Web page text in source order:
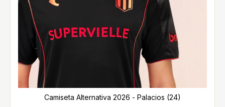
Camiseta Alternativa 2026 - Palacios (24)